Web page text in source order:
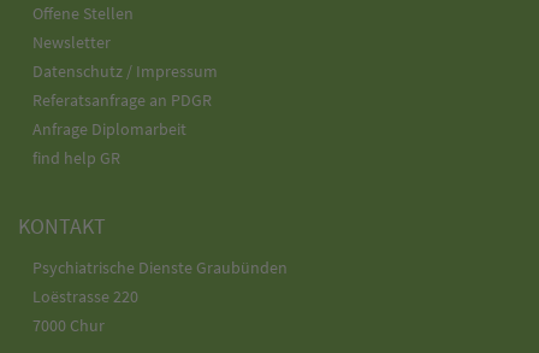
Offene Stellen
Newsletter
Datenschutz / Impressum
Referatsanfrage an PDGR
Anfrage Diplomarbeit
find help GR
KONTAKT
Psychiatrische Dienste Graubünden
Loëstrasse 220
7000 Chur